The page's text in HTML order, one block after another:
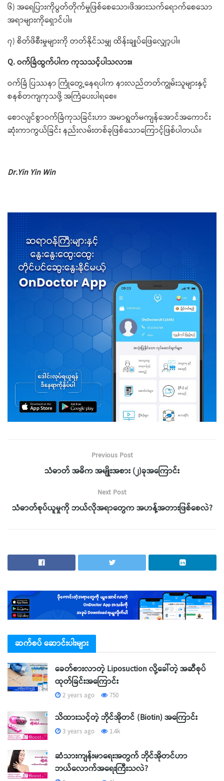
၆) အ​ရေပြားကိုပွတ်တိုက်မှုဖြစ်​စေ​သော၊ဖိအားသက်​ရောက်​စေ​သော
အရာများကို​ရှောင်ပါ။
၇) စိတ်ဖိစီးမှုများကို တတ်နိုင်သမျှ ထိန်းချုပ်​ဖြေ​လျှော့ပါ။
Q. ဝက်ခြံထွက်ပါက ကုသသင့်ပါသလား။
ဝက်ခြံ ပြဿနာ ကြုံ​တွေ့​နေရပါက နားလည်တတ်ကျွမ်းသူများနှင့်
စနစ်တကျကုသဖို့ အကြံ​ပေးပါရ​စေ။
​စောလျင်စွာဝက်ခြံကုသခြင်းဟာ အမာရွတ်မကျန်အောင်အ​ကောင်း
ဆုံးကာကွယ်ခြင်း နည်းလမ်းတစ်ခုဖြစ်​သော​ကြောင့်ဖြစ်ပါတယ်။
Dr.Yin Yin Win
Previous Post
သံဓာတ် အဓိက အမျိုးအစား (၂)ခုအကြောင်း
Next Post
သံဓာတ်စုပ်ယူမှုကို ဘယ်လိုအရာတွေက အဟန့်အတားဖြစ်စေလဲ?
ဆက်စပ် ဆောင်းပါးများ
ခေတ်စားလာတဲ့ Liposuction လို့ခေါ်တဲ့ အဆီစုပ်
ထုတ်ခြင်းအကြောင်း
2 years ago 750
သိထားသင့်တဲ့ ဘိုင်အိုတင် (Biotin) အကြောင်း
3 years ago 1.4k
ဆံသားကျန်းမာရေးအတွက် ဘိုင်အိုတင်ဟာ
ဘယ်လောက်အရေးကြီးသလဲ?